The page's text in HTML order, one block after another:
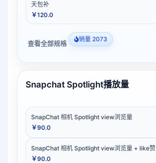
天包补
￥120.0
查看全部规格 销量 2073
Snapchat Spotlight播放量
SnapChat 相机 Spotlight view浏览量
￥90.0
SnapChat 相机 Spotlight view浏览量 + like赞
￥90.0